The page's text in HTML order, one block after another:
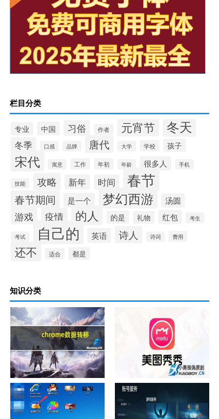
栏目分类
专业 中国 习俗 作者 元宵节 冬天
冬季 口感 品牌 唐代 大学 学校 孩子
宋代 寓意 工作 年初 年龄 很多人 手机
技能 攻略 新年 时间 春节
春节期间 是一个 梦幻西游 汤圆
游戏 疫情 的人 的是 礼物 红包 考生
考试 自己的 英语 诗人 诗词 费用
还不 适合 都是
知识分类
chrome数据转移 怎样给照片换背景